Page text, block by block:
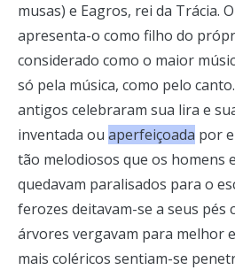
musas) e Eagros, rei da Trácia.
apresenta-o como filho do
considerado como o maior
só pela música, como pelo
antigos celebraram sua lira e
inventada ou aperfeiçoada por
tão melodiosos que os homens
quedavam paralisados para o
ferozes deitavam-se a seus pés
árvores vergavam para melhor
mais coléricos sentiam-se